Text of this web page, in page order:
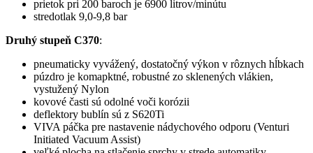
prietok pri 200 baroch je 6900 litrov/minútu
stredotlak 9,0-9,8 bar
Druhý stupeň C370:
pneumaticky vyvážený, dostatočný výkon v rôznych hĺbkach
púzdro je komapktné, robustné zo sklenených vlákien,
vystužený Nylon
kovové časti sú odolné voči korózii
deflektory bublín sú z S620Ti
VIVA páčka pre nastavenie nádychového odporu (Venturi
Initiated Vacuum Assist)